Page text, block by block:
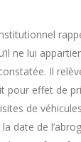
ne lui
Il
pour effet de
de
date de